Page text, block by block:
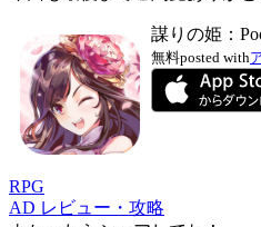
謀りの姫：
無料posted with
RPG
AD レビュー・攻略